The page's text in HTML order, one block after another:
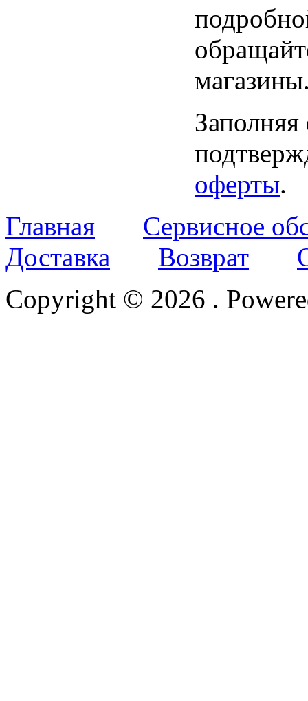
оферты.
Главная
Сервисное
Доставка
Возврат
Copyright © 2026 .